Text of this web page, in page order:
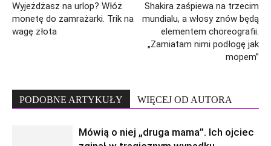
Wyjeżdżasz na urlop? Włóż
monetę do zamrażarki. Trik na
wagę złota
Shakira zaśpiewa na trzecim
mundialu, a włosy znów będą
elementem choreografii.
„Zamiatam nimi podłogę jak
mopem”
PODOBNE ARTYKUŁY WIĘCEJ OD AUTORA
Mówią o niej „druga mama”. Ich ojciec